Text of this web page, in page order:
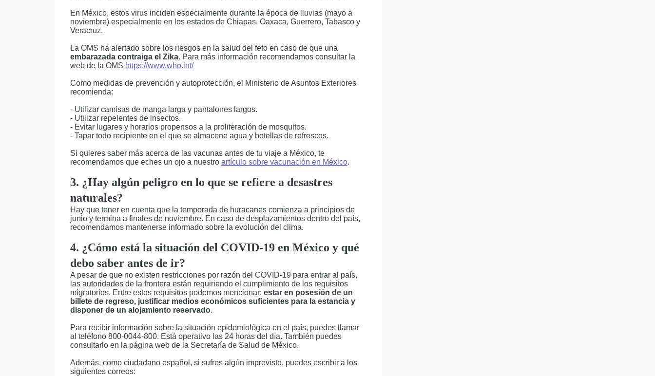
En México, estos virus inciden especialmente durante la época de lluvias (mayo a
noviembre) especialmente en los estados de Chiapas, Oaxaca, Guerrero, Tabasco y
Veracruz.
La OMS ha alertado sobre los riesgos en la salud del feto en caso de que una
embarazada contraiga el Zika. Para más información recomendamos consultar la
web de la OMS https://www.who.int/
Como medidas de prevención y autoprotección, el Ministerio de Asuntos Exteriores
recomienda:
- Utilizar camisas de manga larga y pantalones largos.
- Utilizar repelentes de insectos.
- Evitar lugares y horarios propensos a la proliferación de mosquitos.
- Tapar todo recipiente en el que se almacene agua y botellas de refrescos.
Si quieres saber más acerca de las vacunas antes de tu viaje a México, te
recomendamos que eches un ojo a nuestro artículo sobre vacunación en México.
3. ¿Hay algún peligro en lo que se refiere a desastres
naturales?
Hay que tener en cuenta que la temporada de huracanes comienza a principios de
junio y termina a finales de noviembre. En caso de desplazamientos dentro del país,
recomendamos mantenerse informado sobre la evolución del clima.
4. ¿Cómo está la situación del COVID-19 en México y qué
debo saber antes de ir?
A pesar de que no existen restricciones por razón del COVID-19 para entrar al país,
las autoridades de la frontera están requiriendo el cumplimiento de los requisitos
migratorios. Entre estos requisitos podemos mencionar: estar en posesión de un
billete de regreso, justificar medios económicos suficientes para la estancia y
disponer de un alojamiento reservado.
Para recibir información sobre la situación epidemiológica en el país, puedes llamar
al teléfono 800-0044-800. Está operativo las 24 horas del día. También puedes
consultarlo en la página web de la Secretaría de Salud de México.
Además, como ciudadano español, si sufres algún imprevisto, puedes escribir a los
siguientes correos: